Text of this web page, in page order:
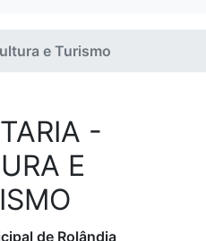
e Turismo
-
E
de Rolândia